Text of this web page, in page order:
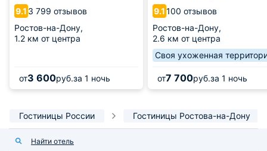
9.1 3 799 отзывов
Ростов-на-Дону,
1.2 км от центра
от3 600руб.за 1 ночь
9.1100 отзывов
Ростов-на-Дону,
2.6 км от центра
Своя ухоженная
от7 700руб.за 1 ночь
Гостиницы России Гостиницы Ростова-на-Дону
Найти отель